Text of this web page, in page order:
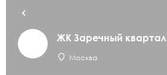
ЖК Заречный квартал
Москва